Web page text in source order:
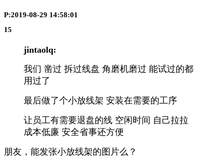
P:2019-08-29 14:58:01
15
jintaolq:
我们 凿过 拆过线盘 角磨机磨过 能试过的都
用过了
最后做了个小放线架 安装在需要的工序
让员工有需要退盘的线 空闲时间 自己拉拉
成本低廉 安全省事还方便
朋友，能发张小放线架的图片么？